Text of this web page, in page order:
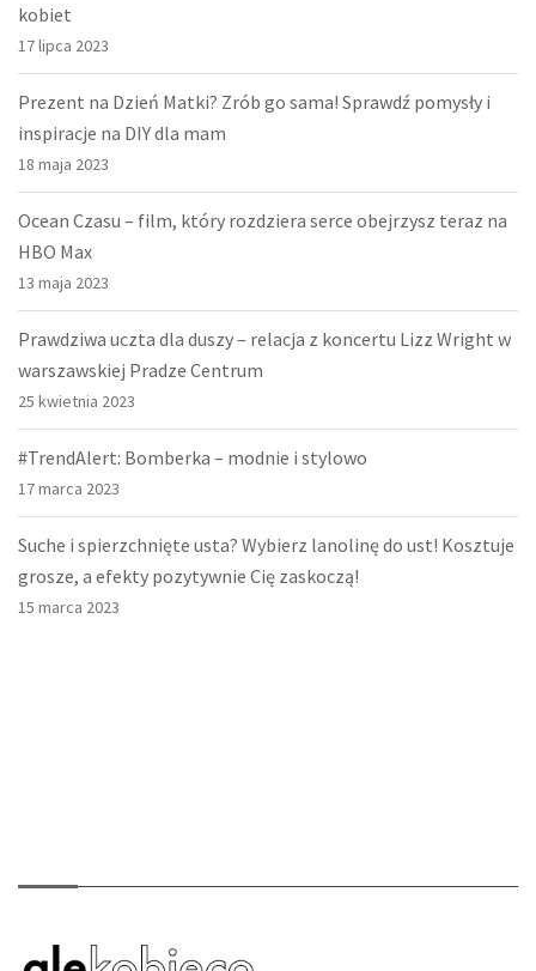
kobiet
17 lipca 2023
Prezent na Dzień Matki? Zrób go sama! Sprawdź pomysły i
inspiracje na DIY dla mam
18 maja 2023
Ocean Czasu – film, który rozdziera serce obejrzysz teraz na
HBO Max
13 maja 2023
Prawdziwa uczta dla duszy – relacja z koncertu Lizz Wright w
warszawskiej Pradze Centrum
25 kwietnia 2023
#TrendAlert: Bomberka – modnie i stylowo
17 marca 2023
Suche i spierzchnięte usta? Wybierz lanolinę do ust! Kosztuje
grosze, a efekty pozytywnie Cię zaskoczą!
15 marca 2023